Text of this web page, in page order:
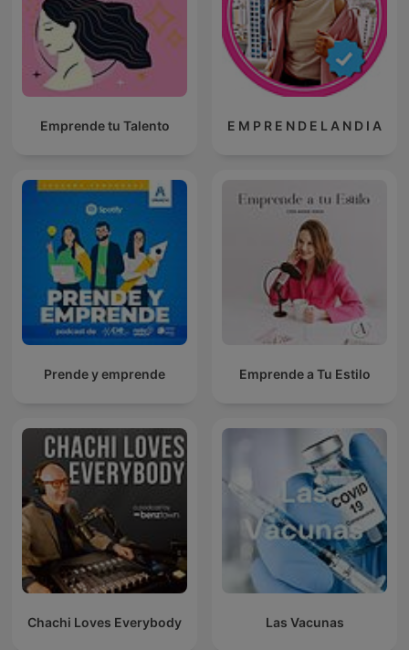
Emprende tu Talento E M P R E N D E L A N D I A
Prende y emprende Emprende a Tu Estilo
Chachi Loves Everybody Las Vacunas